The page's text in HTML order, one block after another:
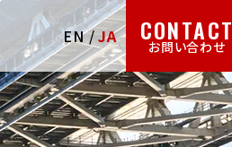
EN JA CONTACT
お問い合わせ